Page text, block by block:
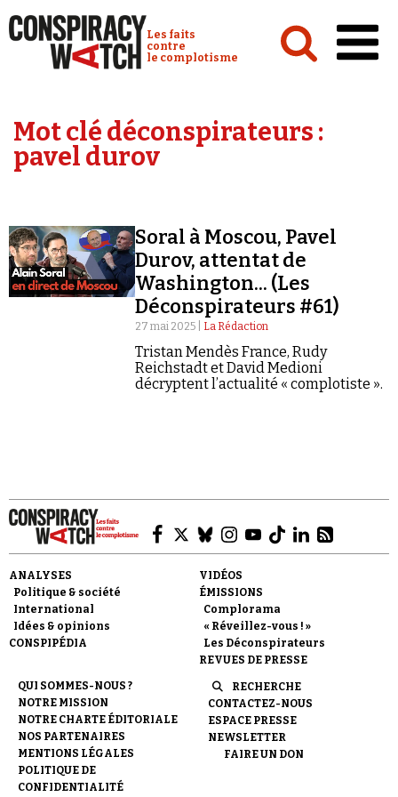
Conspiracy Watch :
Les faits
contre
le complotisme
Analyses
Émissions
Revues de presse
Newsletter
Faire un don
Demander à Vera
Mot clé déconspirateurs :
pavel durov
Soral à Moscou, Pavel
Durov, attentat de
Washington... (Les
Déconspirateurs #61)
27 mai 2025 | La Rédaction
Tristan Mendès France, Rudy
Reichstadt et David Medioni
décryptent l’actualité « complotiste ».
ANALYSES
Politique & société
International
Idées & opinions
CONSPIPÉDIA
VIDÉOS
ÉMISSIONS
Complorama
« Réveillez-vous ! »
Les Déconspirateurs
REVUES DE PRESSE
QUI SOMMES-NOUS ?
NOTRE MISSION
NOTRE CHARTE ÉDITORIALE
NOS PARTENAIRES
MENTIONS LÉGALES
POLITIQUE DE
CONFIDENTIALITÉ
RECHERCHE
CONTACTEZ-NOUS
ESPACE PRESSE
NEWSLETTER
FAIRE UN DON